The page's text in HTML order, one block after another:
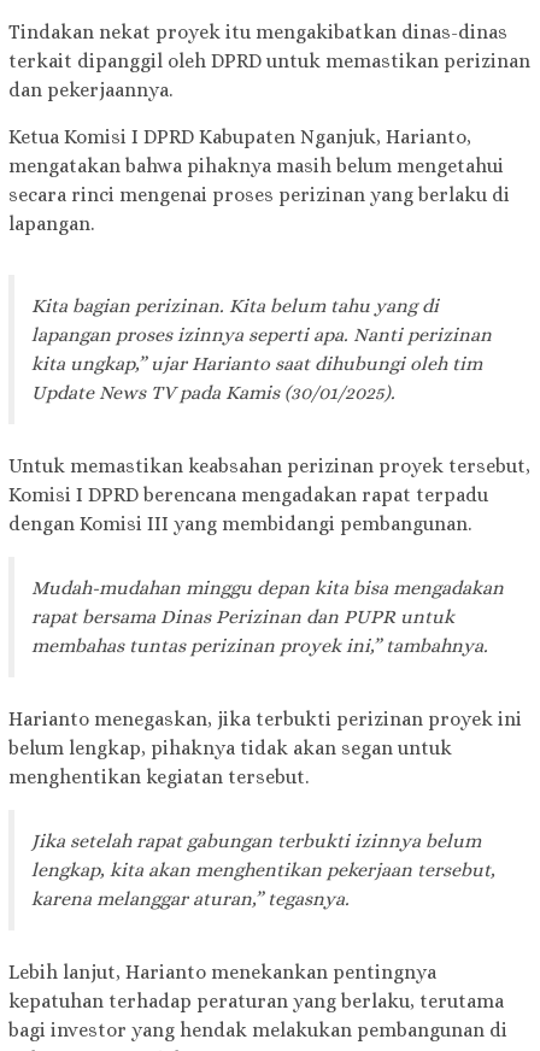
Tindakan nekat proyek itu mengakibatkan dinas-dinas
terkait dipanggil oleh DPRD untuk memastikan perizinan
dan pekerjaannya.
Ketua Komisi I DPRD Kabupaten Nganjuk, Harianto,
mengatakan bahwa pihaknya masih belum mengetahui
secara rinci mengenai proses perizinan yang berlaku di
lapangan.
Kita bagian perizinan. Kita belum tahu yang di
lapangan proses izinnya seperti apa. Nanti perizinan
kita ungkap,” ujar Harianto saat dihubungi oleh tim
Update News TV pada Kamis (30/01/2025).
Untuk memastikan keabsahan perizinan proyek tersebut,
Komisi I DPRD berencana mengadakan rapat terpadu
dengan Komisi III yang membidangi pembangunan.
Mudah-mudahan minggu depan kita bisa mengadakan
rapat bersama Dinas Perizinan dan PUPR untuk
membahas tuntas perizinan proyek ini,” tambahnya.
Harianto menegaskan, jika terbukti perizinan proyek ini
belum lengkap, pihaknya tidak akan segan untuk
menghentikan kegiatan tersebut.
Jika setelah rapat gabungan terbukti izinnya belum
lengkap, kita akan menghentikan pekerjaan tersebut,
karena melanggar aturan,” tegasnya.
Lebih lanjut, Harianto menekankan pentingnya
kepatuhan terhadap peraturan yang berlaku, terutama
bagi investor yang hendak melakukan pembangunan di